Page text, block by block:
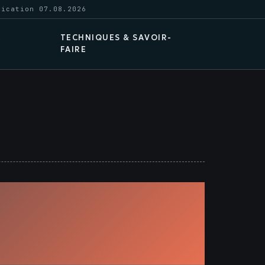
07.08.2026
TECHNIQUES & SAVOIR-
FAIRE